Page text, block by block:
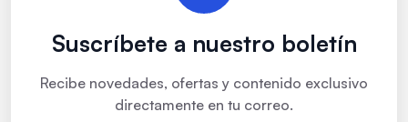
Suscríbete a nuestro boletín
Recibe novedades, ofertas y contenido exclusivo
directamente en tu correo.